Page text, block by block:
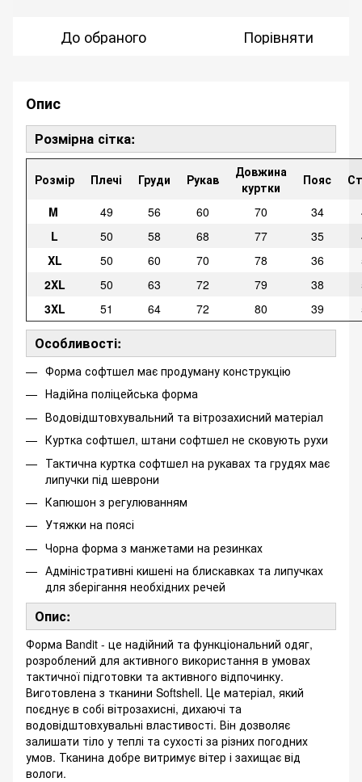
До обраного Порівняти
Опис
Розмірна сітка:
Розмір Плечі Груди Рукав
Довжина
куртки
Пояс
M
49 56 60 70 34
L
50 58 68 77 35
XL
50 60 70 78 36
2XL
50 63 72 79 38
3XL
51 64 72 80 39
Особливості:
Форма софтшел має продуману конструкцію
Надійна поліцейська форма
Водовідштовхувальний та вітрозахисний матеріал
Куртка софтшел, штани софтшел не сковують рухи
Тактична куртка софтшел на рукавах та грудях має
липучки під шеврони
Капюшон з регулюванням
Утяжки на поясі
Чорна форма з манжетами на резинках
Адміністративні кишені на блискавках та липучках
для зберігання необхідних речей
Опис:
Форма Bandit - це надійний та функціональний одяг,
розроблений для активного використання в умовах
тактичної підготовки та активного відпочинку.
Виготовлена з тканини Softshell. Це матеріал, який
поєднує в собі вітрозахисні, дихаючі та
водовідштовхувальні властивості. Він дозволяє
залишати тіло у теплі та сухості за різних погодних
умов. Тканина добре витримує вітер і захищає від
вологи.